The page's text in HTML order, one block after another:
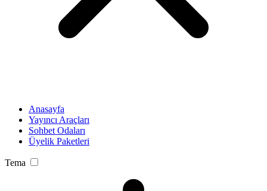
Anasayfa
Yayıncı Araçları
Sohbet Odaları
Üyelik Paketleri
Tema